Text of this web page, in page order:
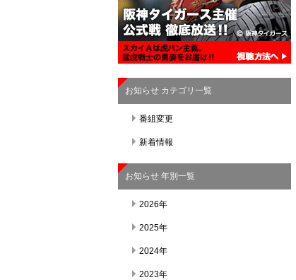
お知らせ カテゴリ一覧
番組変更
新着情報
お知らせ 年別一覧
2026年
2025年
2024年
2023年